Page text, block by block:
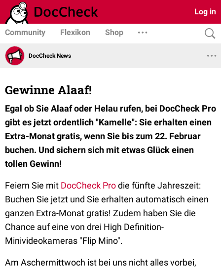
Log in
Community Flexikon Shop
DocCheck News
Gewinne Alaaf!
Egal ob Sie Alaaf oder Helau rufen, bei DocCheck Pro
gibt es jetzt ordentlich "Kamelle": Sie erhalten einen
Extra-Monat gratis, wenn Sie bis zum 22. Februar
buchen. Und sichern sich mit etwas Glück einen
tollen Gewinn!
Feiern Sie mit DocCheck Prodie fünfte Jahreszeit:
Buchen Sie jetzt und Sie erhalten automatisch einen
ganzen Extra-Monat gratis! Zudem haben Sie die
Chance auf eine von drei High Definition-
Minivideokameras "Flip Mino".
Am Aschermittwoch ist bei uns nicht alles vorbei,